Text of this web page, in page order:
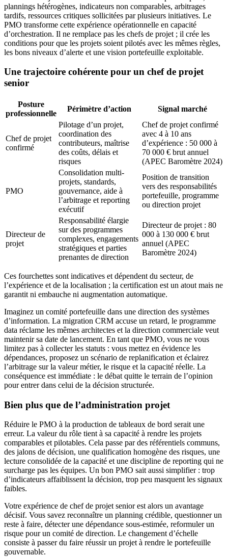
plannings hétérogènes, indicateurs non comparables, arbitrages
tardifs, ressources critiques sollicitées par plusieurs initiatives. Le
PMO transforme cette expérience opérationnelle en capacité
d’orchestration. Il ne remplace pas les chefs de projet ; il crée les
conditions pour que les projets soient pilotés avec les mêmes règles,
les bons niveaux d’alerte et une vision portefeuille exploitable.
Une trajectoire cohérente pour un chef de projet
senior
Posture
professionnelle
Périmètre d’action Signal marché
Chef de projet
confirmé
Pilotage d’un projet,
coordination des
contributeurs, maîtrise
des coûts, délais et
risques
Chef de projet confirmé
avec 4 à 10 ans
d’expérience : 50 000 à
70 000 € brut annuel
(APEC Baromètre 2024)
PMO
Consolidation multi-
projets, standards,
gouvernance, aide à
l’arbitrage et reporting
exécutif
Position de transition
vers des responsabilités
portefeuille, programme
ou direction projet
Directeur de
projet
Responsabilité élargie
sur des programmes
complexes, engagements
stratégiques et parties
prenantes de direction
Directeur de projet : 80
000 à 130 000 € brut
annuel (APEC
Baromètre 2024)
Ces fourchettes sont indicatives et dépendent du secteur, de
l’expérience et de la localisation ; la certification est un atout mais ne
garantit ni embauche ni augmentation automatique.
Imaginez un comité portefeuille dans une direction des systèmes
d’information. La migration CRM accuse un retard, le programme
data réclame les mêmes architectes et la direction commerciale veut
maintenir sa date de lancement. En tant que PMO, vous ne vous
limitez pas à collecter les statuts : vous mettez en évidence les
dépendances, proposez un scénario de replanification et éclairez
l’arbitrage sur la valeur métier, le risque et la capacité réelle. La
conséquence est immédiate : le débat quitte le terrain de l’opinion
pour entrer dans celui de la décision structurée.
Bien plus que de l’administration projet
Réduire le PMO à la production de tableaux de bord serait une
erreur. La valeur du rôle tient à sa capacité à rendre les projets
comparables et pilotables. Cela passe par des référentiels communs,
des jalons de décision, une qualification homogène des risques, une
lecture consolidée de la capacité et une discipline de reporting qui ne
surcharge pas les équipes. Un bon PMO sait aussi simplifier : trop
d’indicateurs affaiblissent la décision, trop peu masquent les signaux
faibles.
Votre expérience de chef de projet senior est alors un avantage
décisif. Vous savez reconnaître un planning crédible, questionner un
reste à faire, détecter une dépendance sous-estimée, reformuler un
risque pour un comité de direction. Le changement d’échelle
consiste à passer du faire réussir un projet à rendre le portefeuille
gouvernable.